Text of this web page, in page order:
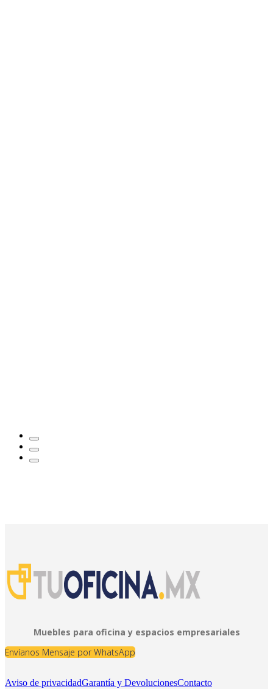
Muebles para oficina y espacios empresariales
Envíanos Mensaje por WhatsApp
Aviso de privacidadGarantía y DevolucionesContacto